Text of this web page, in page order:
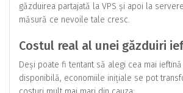
găzduirea partajată la VPS și apoi la
măsură ce nevoile tale cresc.
Costul real al unei găzduiri
Deși poate fi tentant să alegi cea mai
disponibilă, economiile inițiale se pot